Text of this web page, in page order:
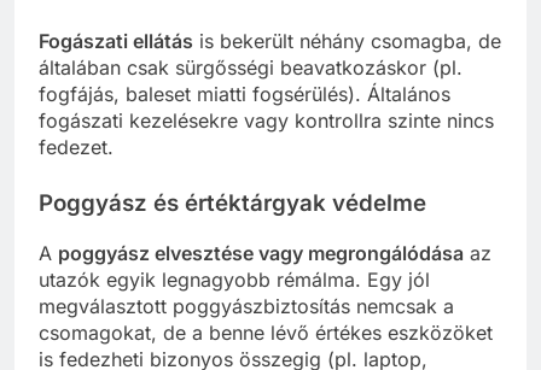
Fogászati ellátás is bekerült néhány csomagba, de
általában csak sürgősségi beavatkozáskor (pl.
fogfájás, baleset miatti fogsérülés). Általános
fogászati kezelésekre vagy kontrollra szinte nincs
fedezet.
Poggyász és értéktárgyak védelme
A poggyász elvesztése vagy megrongálódása az
utazók egyik legnagyobb rémálma. Egy jól
megválasztott poggyászbiztosítás nemcsak a
csomagokat, de a benne lévő értékes eszközöket
is fedezheti bizonyos összegig (pl. laptop,